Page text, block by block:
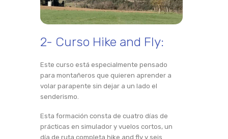
2- Curso Hike and Fly:
Este curso está especialmente pensado
para montañeros que quieren aprender a
volar parapente sin dejar a un lado el
senderismo.
Esta formación consta de cuatro días de
prácticas en simulador y vuelos cortos, un
día de ruta completa hike and fly y seis